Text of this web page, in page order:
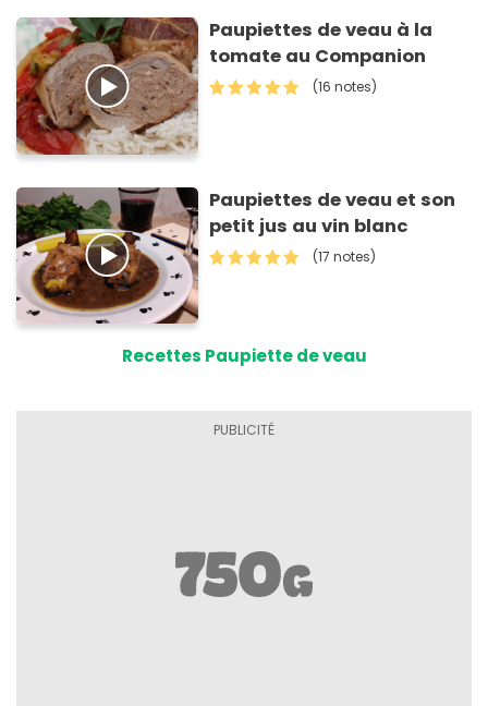
Paupiettes de veau à la
tomate au Companion
(16 notes)
Paupiettes de veau et son
petit jus au vin blanc
(17 notes)
Recettes Paupiette de veau